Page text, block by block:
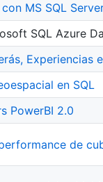
MS SQL
SQL Azure
Experiencias
en SQL
PowerBI 2.0
de